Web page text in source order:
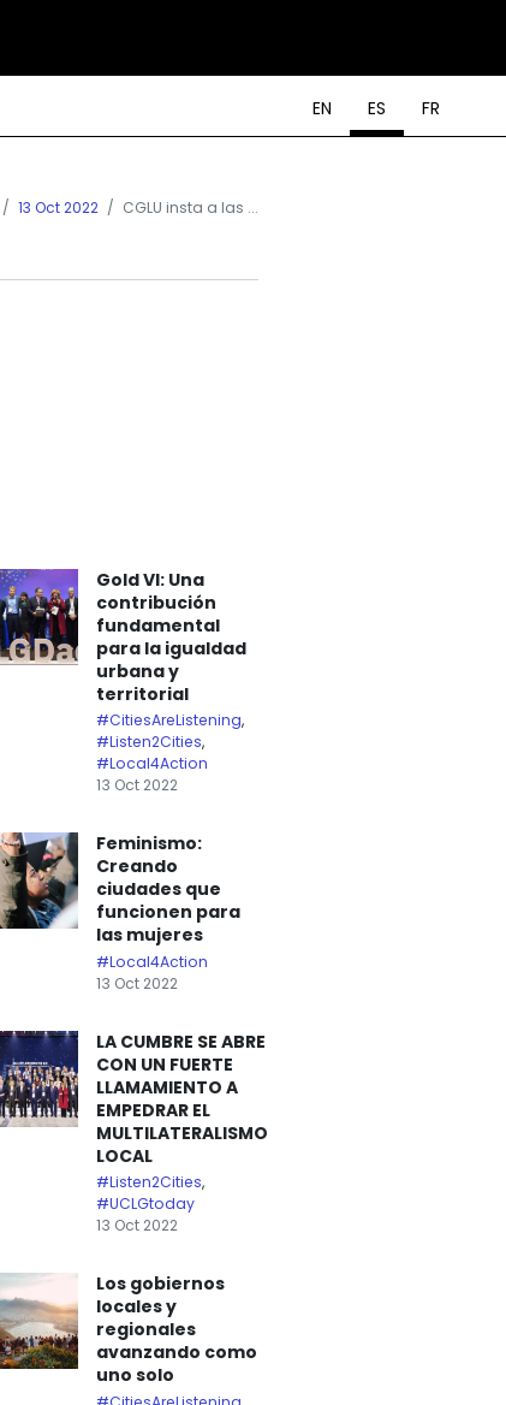
EN ES FR
13 Oct 2022 CGLU insta a las ...
Gold VI: Una
contribución
fundamental
para la igualdad
urbana y
territorial
#CitiesAreListening,
#Listen2Cities,
#Local4Action
13 Oct 2022
Feminismo:
Creando
ciudades que
funcionen para
las mujeres
#Local4Action
13 Oct 2022
LA CUMBRE SE ABRE
CON UN FUERTE
LLAMAMIENTO A
EMPEDRAR EL
MULTILATERALISMO
LOCAL
#Listen2Cities,
#UCLGtoday
13 Oct 2022
Los gobiernos
locales y
regionales
avanzando como
uno solo